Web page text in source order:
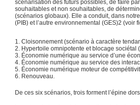
scénarisation des futurs possibles, de faire
souhaitables et non souhaitables, de
(scénarios globaux). Elle a conduit, dans
(PIB) et l’autre environnemental (GES)2 (voir
1. Cloisonnement (scénario à caractère
2. Hypertoile omnipotente et blocage sociétal
3. Économie numérique au service d’une
4. Économie numérique au service des
5. Économie numérique moteur de
6. Renouveau.
De ces six scénarios, trois forment l’épine